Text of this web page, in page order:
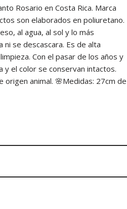
Rosario en Costa Rica. Marca
son elaborados en poliuretano.
al agua, al sol y lo más
se descascara. Es de alta
Con el pasar de los años y
y el color se conservan intactos.
animal. 🌸Medidas: 27cm de